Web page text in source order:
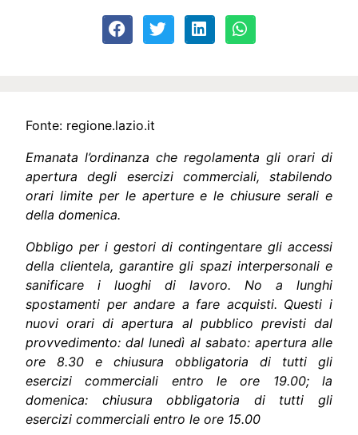
Fonte: regione.lazio.it
Emanata l’ordinanza che regolamenta gli orari di
apertura degli esercizi commerciali, stabilendo
orari limite per le aperture e le chiusure serali e
della domenica.
Obbligo per i gestori di contingentare gli accessi
della clientela, garantire gli spazi interpersonali e
sanificare i luoghi di lavoro. No a lunghi
spostamenti per andare a fare acquisti. Questi i
nuovi orari di apertura al pubblico previsti dal
provvedimento: dal lunedì al sabato: apertura alle
ore 8.30 e chiusura obbligatoria di tutti gli
esercizi commerciali entro le ore 19.00; la
domenica: chiusura obbligatoria di tutti gli
esercizi commerciali entro le ore 15.00